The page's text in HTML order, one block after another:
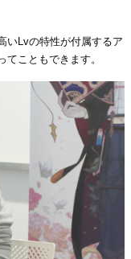
いLvの特性が付属するア
こともできます。